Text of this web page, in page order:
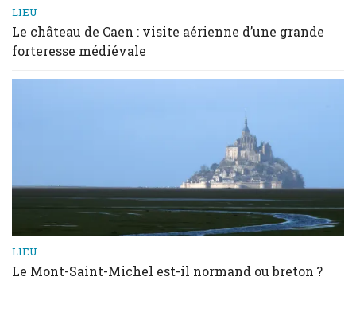
LIEU
Le château de Caen : visite aérienne d’une grande
forteresse médiévale
LIEU
Le Mont-Saint-Michel est-il normand ou breton ?